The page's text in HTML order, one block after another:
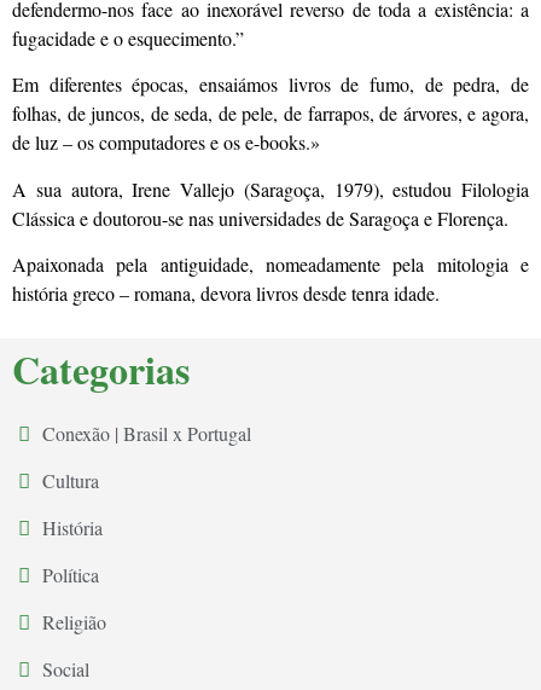
defendermo-nos face ao inexorável reverso de toda a existência: a
fugacidade e o esquecimento.”
Em diferentes épocas, ensaiámos livros de fumo, de pedra, de
folhas, de juncos, de seda, de pele, de farrapos, de árvores, e agora,
de luz – os computadores e os e-books.»
A sua autora, Irene Vallejo (Saragoça, 1979), estudou Filologia
Clássica e doutorou-se nas universidades de Saragoça e Florença.
Apaixonada pela antiguidade, nomeadamente pela mitologia e
história greco – romana, devora livros desde tenra idade.
Categorias
Conexão | Brasil x Portugal
Cultura
História
Política
Religião
Social